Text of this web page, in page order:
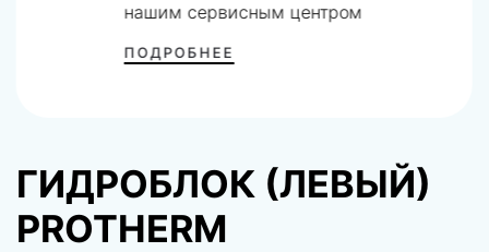
нашим сервисным центром
ПОДРОБНЕЕ
ГИДРОБЛОК (ЛЕВЫЙ)
PROTHERM